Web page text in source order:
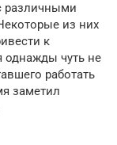
различными
из них
к
однажды чуть не
работать
заметил